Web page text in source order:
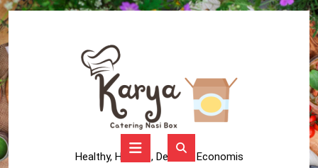
Skip
to
content
Healthy, Higienis, Delicius, Economis
Button